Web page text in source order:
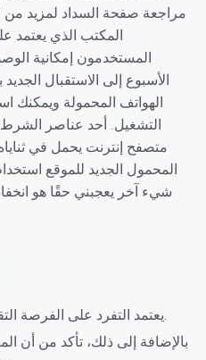
مراجعة صفحة السداد لمزيد
المكتب الذي يعتمد
المستخدمون إمكانية
الأسبوع إلى الاستقبال
الهواتف المحمولة ويمكنك
التشغيل. أحد عناصر الشرط
متصفح إنترنت يحمل في
المحمول الجديد للموقع
يعتمد التفرد على الفرصة التقليدية للاستفادة من المكافآت.
بالإضافة إلى ذلك، تأكد من أن